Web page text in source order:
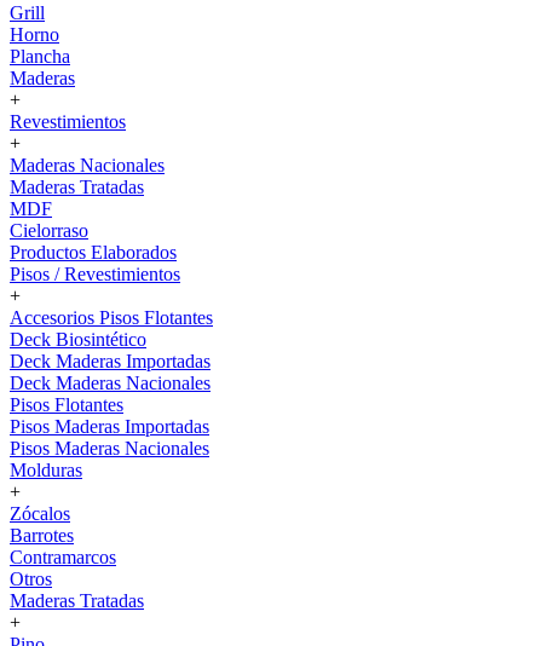
Grill
Horno
Plancha
Maderas
+
Revestimientos
+
Maderas Nacionales
Maderas Tratadas
MDF
Cielorraso
Productos Elaborados
Pisos / Revestimientos
+
Accesorios Pisos Flotantes
Deck Biosintético
Deck Maderas Importadas
Deck Maderas Nacionales
Pisos Flotantes
Pisos Maderas Importadas
Pisos Maderas Nacionales
Molduras
+
Zócalos
Barrotes
Contramarcos
Otros
Maderas Tratadas
+